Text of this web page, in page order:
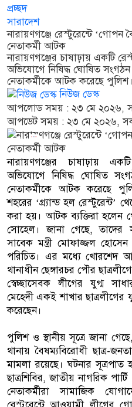
প্রচ্ছদ
সারাদেশ
নারায়ণগঞ্জে রেস্টুরেন্টে ‘গোপন
নেতাকর্মী আটক
নারায়ণগঞ্জের চাষাঢ়ায় একটি
অভিযোগে নিষিদ্ধ ঘোষিত
নেতাকর্মীকে আটক করেছে পুলিশ।
নিউজ ডেস্ক
আপলোড সময় : ২৩ মে ২০২৬,
আপডেট সময় : ২৩ মে ২০২৬,
নারায়ণগঞ্জের চাষাঢ়ায়
অভিযোগে নিষিদ্ধ ঘোষিত
নেতাকর্মীকে আটক করেছে
শহরের ‘গ্র্যান্ড হল রেস্টুরেন্ট’
করা হয়। আটক ব্যক্তিরা
সোহেল। জানা গেছে,
সাবেক মন্ত্রী মোফাজ্জল
পরিচিত। এর মধ্যে
থানাধীন ছেঙ্গারচর পৌর
স্বেচ্ছাসেবক লীগের যুগ্ম
মেহেদী একই শাখার ছাত্রলীগের
করেছেন।
পুলিশ ও স্থানীয় সূত্রে জানা
থানায় বৈষম্যবিরোধী ছাত্র-
মামলা রয়েছে। ঘটনার
ছাত্রশিবির, জাতীয় নাগরিক
নেতাকর্মীরা সামাজিক